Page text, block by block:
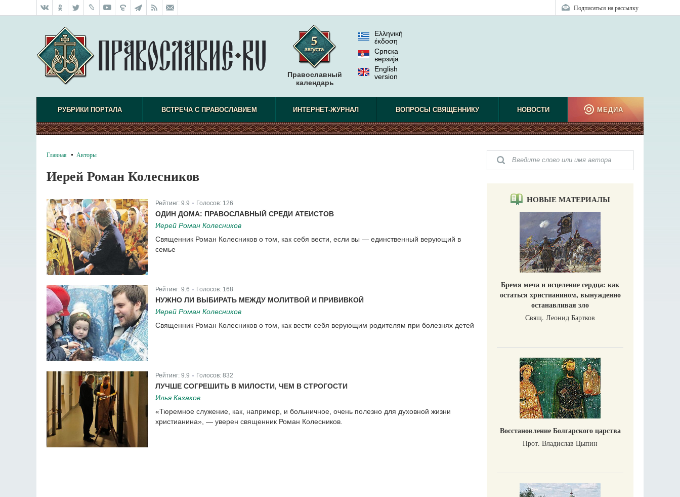
Подписаться на рассылку
Православный
календарь
Ελληνική
έκδοση
Српска
верзиjа
English
version
РУБРИКИ ПОРТАЛА ВСТРЕЧА С ПРАВОСЛАВИЕМ ИНТЕРНЕТ-ЖУРНАЛ ВОПРОСЫ СВЯЩЕННИКУ НОВОСТИ МЕДИА
Главная Авторы
Иерей Роман Колесников
Рейтинг: 9.9 Голосов: 126
ОДИН ДОМА: ПРАВОСЛАВНЫЙ СРЕДИ АТЕИСТОВ
Иерей Роман Колесников
Священник Роман Колесников о том, как себя вести, если вы — единственный верующий в
семье
Рейтинг: 9.6 Голосов: 168
НУЖНО ЛИ ВЫБИРАТЬ МЕЖДУ МОЛИТВОЙ И ПРИВИВКОЙ
Иерей Роман Колесников
Священник Роман Колесников о том, как вести себя верующим родителям при болезнях детей
Рейтинг: 9.9 Голосов: 832
ЛУЧШЕ СОГРЕШИТЬ В МИЛОСТИ, ЧЕМ В СТРОГОСТИ
Илья Казаков
«Тюремное служение, как, например, и больничное, очень полезно для духовной жизни
христианина», — уверен священник Роман Колесников.
НОВЫЕ МАТЕРИАЛЫ
Бремя меча и исцеление сердца: как
остаться христианином, вынужденно
останавливая зло
Свящ. Леонид Бартков
Восстановление Болгарского царства
Прот. Владислав Цыпин